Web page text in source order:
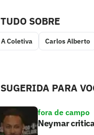
TUDO SOBRE
A Coletiva Carlos Alberto
SUGERIDA PARA
fora de campo
Neymar